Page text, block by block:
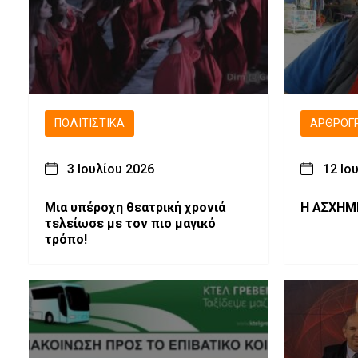
ΠΟΛΙΤΙΣΤΙΚΆ
3 Ιουλίου 2026
Μια υπέροχη θεατρική χρονιά
τελείωσε με τον πιο μαγικό
τρόπο!
12
Η